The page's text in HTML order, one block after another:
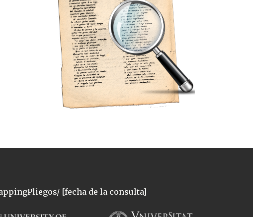
[fecha de la consulta]